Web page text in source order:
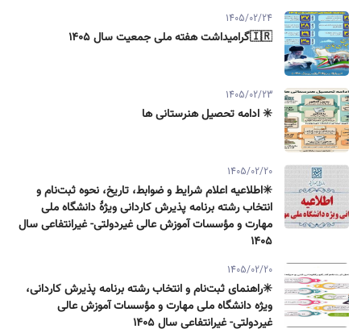
1405/02/24
🇮🇷گرامیداشت هفته ملی جمعیت سال ۱۴۰۵
1405/02/23
✳️ ادامه تحصیل هنرستانی ها
1405/02/20
✳️اطلاعیه اعلام شرایط و ضوابط، تاریخ، نحوه ثبت‌نام و
انتخاب رشته برنامه پذیرش كاردانی ویژۀ دانشگاه ملی
مهارت و مؤسسات آموزش عالی غیردولتی- غیرانتفاعی سال
۱۴۰۵
1405/02/20
✳️راهنمای ثبت‌نام و انتخاب رشته برنامه پذیرش كاردانی،
ویژه دانشگاه ملی مهارت و مؤسسات آموزش عالی
غیردولتی- غیرانتفاعی سال ۱۴۰۵